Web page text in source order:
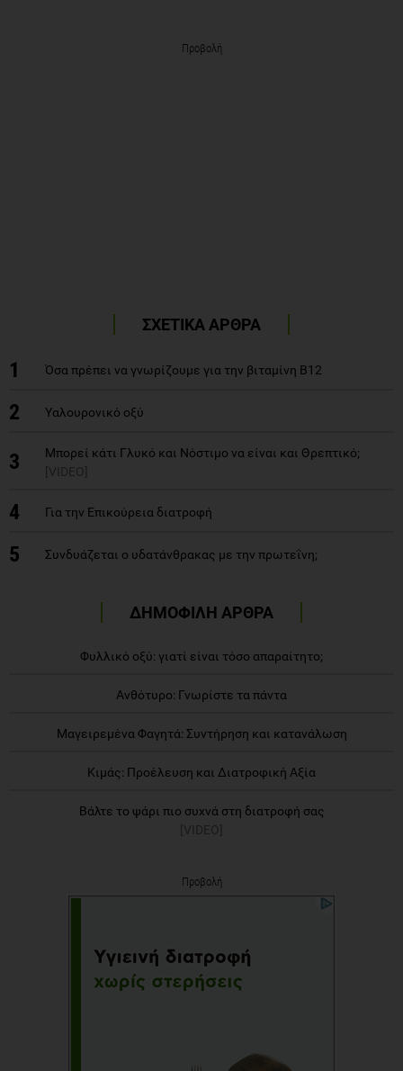
Προβολή
ΣΧΕΤΙΚΑ ΑΡΘΡΑ
1 Όσα πρέπει να γνωρίζουμε για την βιταμίνη Β12
2 Υαλουρονικό οξύ
3
Μπορεί κάτι Γλυκό και Νόστιμο να είναι και Θρεπτικό;
[VIDEO]
4 Για την Επικούρεια διατροφή
5 Συνδυάζεται ο υδατάνθρακας με την πρωτεΐνη;
ΔΗΜΟΦΙΛΗ ΑΡΘΡΑ
Φυλλικό οξύ: γιατί είναι τόσο απαραίτητο;
Ανθότυρο: Γνωρίστε τα πάντα
Μαγειρεμένα Φαγητά: Συντήρηση και κατανάλωση
Κιμάς: Προέλευση και Διατροφική Αξία
Βάλτε το ψάρι πιο συχνά στη διατροφή σας
[VIDEO]
Προβολή